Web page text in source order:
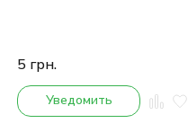
5 грн.
Уведомить